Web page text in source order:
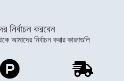
নির্বাচন করবেন
আমাদের নির্বাচন করার কারণগুলি